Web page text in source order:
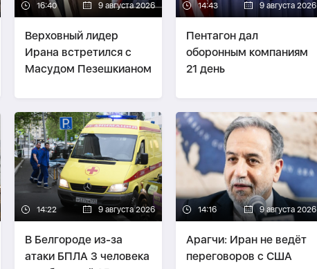
16:40 9 августа 2026
Верховный лидер
Ирана встретился с
Масудом Пезешкианом
14:43 9 августа 2026
Пентагон дал
оборонным компаниям
21 день
14:22 9 августа 2026
В Белгороде из-за
атаки БПЛА 3 человека
14:16 9 августа 2026
Арагчи: Иран не ведёт
переговоров с США